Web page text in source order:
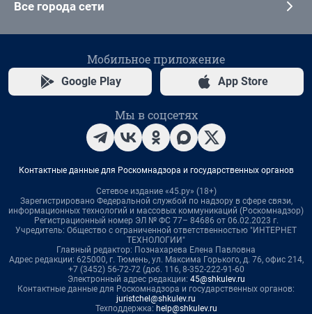
Все города сети
Мобильное приложение
Google Play App Store
Мы в соцсетях
Контактные данные для Роскомнадзора и государственных органов
Сетевое издание «45.ру» (18+)
Зарегистрировано Федеральной службой по надзору в сфере связи,
информационных технологий и массовых коммуникаций (Роскомнадзор)
Регистрационный номер ЭЛ № ФС 77– 84686 от 06.02.2023 г.
Учредитель: Общество с ограниченной ответственностью "ИНТЕРНЕТ
ТЕХНОЛОГИИ"
Главный редактор: Познахарева Елена Павловна
Адрес редакции: 625000, г. Тюмень, ул. Максима Горького, д. 76, офис 214,
+7 (3452) 56-72-72 (доб. 116, 8-352-222-91-60
Электронный адрес редакции: 45@shkulev.ru
Контактные данные для Роскомнадзора и государственных органов:
juristchel@shkulev.ru
Техподдержка: help@shkulev.ru